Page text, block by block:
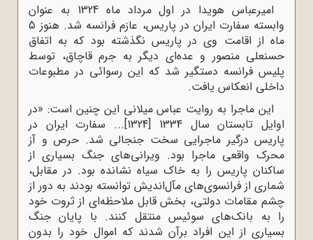
امیرعباس هویدا در اول مرداد ماه 1324 به عنوان
وابسته سفارت ایران در پاریس، عازم فرانسه شد. هنوز 5
ماه از اقامت وى در پاریس نگذشته بود که به اتفاق
حسنعلى منصور و عده‌اى دیگر به جرم قاچاق، توسط
پلیس فرانسه دستگیر شد که این رسوائى در مطبوعات
داخلى انعکاس یافت.
این ماجرا به روایت عباس میلانى این چنین است: «در
اوایل تابستان سال 1334 [1324]... سفارت ایران در
پاریس درگیر ماجرایى سخت جنجالى شد. حرص و آز
محرک واقعى ماجرا بود. ویرانى‌هاى جنگ بسیارى از
ساکنان پاریس را به خاک سیاه نشانده بود. در مقابل،
شمارى از فرانسوى‌هاى مآل‌اندیش توانسته بودند به دور از
چشم مقامات دولتى، بخش قابل ملاحظه‌اى از ثروت خود
را به بانک‌هاى سوئیس منتقل کنند. با پایان جنگ
بسیارى از این افراد برآن شدند که اموال خود را بدون